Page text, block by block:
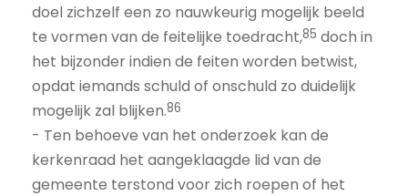
doel zichzelf een zo nauwkeurig mogelijk beeld
te vormen van de feitelijke toedracht,85 doch in
het bijzonder indien de feiten worden betwist,
opdat iemands schuld of onschuld zo duidelijk
mogelijk zal blijken.86
- Ten behoeve van het onderzoek kan de
kerkenraad het aangeklaagde lid van de
gemeente terstond voor zich roepen of het